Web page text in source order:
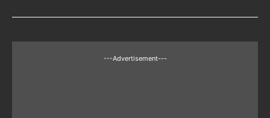
---Advertisement---